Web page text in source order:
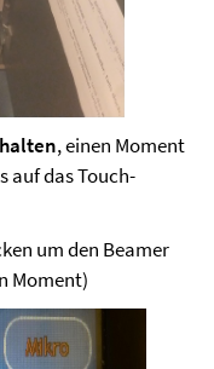
, einen Moment
auf das Touch-
um den Beamer
Moment)